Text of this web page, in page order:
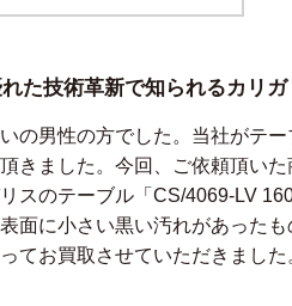
た技術革新で知られるカリ
の男性の方でした。当社がテ
きました。今回、ご依頼頂い
スのテーブル「CS/4069-LV
面に小さい黒い汚れがあった
てお買取させていただきまし